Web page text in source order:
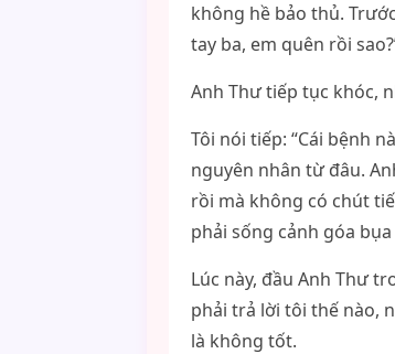
không hề bảo thủ.
tay ba, em quên rồi
Anh Thư tiếp tục khóc,
Tôi nói tiếp: “Cái bệnh
nguyên nhân từ đâu.
rồi mà không có chút
phải sống cảnh góa bụa
Lúc này, đầu Anh Thư
phải trả lời tôi thế nào,
là không tốt.